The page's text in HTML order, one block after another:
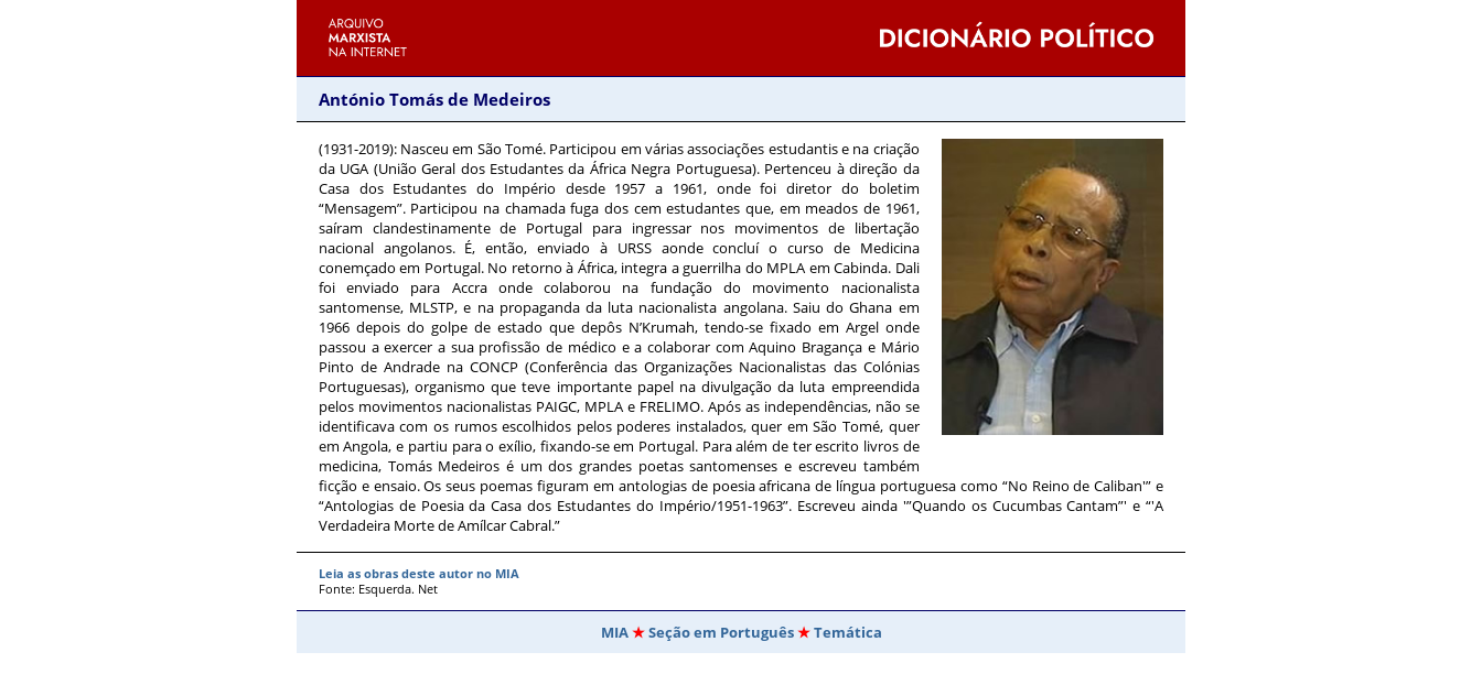
António Tomás de Medeiros
(1931-2019): Nasceu em São Tomé. Participou em várias associações estudantis e na criação
da UGA (União Geral dos Estudantes da África Negra Portuguesa). Pertenceu à direção da
Casa dos Estudantes do Império desde 1957 a 1961, onde foi diretor do boletim
“Mensagem”. Participou na chamada fuga dos cem estudantes que, em meados de 1961,
saíram clandestinamente de Portugal para ingressar nos movimentos de libertação
nacional angolanos. É, então, enviado à URSS aonde concluí o curso de Medicina
conemçado em Portugal. No retorno à África, integra a guerrilha do MPLA em Cabinda. Dali
foi enviado para Accra onde colaborou na fundação do movimento nacionalista
santomense, MLSTP, e na propaganda da luta nacionalista angolana. Saiu do Ghana em
1966 depois do golpe de estado que depôs N’Krumah, tendo-se fixado em Argel onde
passou a exercer a sua profissão de médico e a colaborar com Aquino Bragança e Mário
Pinto de Andrade na CONCP (Conferência das Organizações Nacionalistas das Colónias
Portuguesas), organismo que teve importante papel na divulgação da luta empreendida
pelos movimentos nacionalistas PAIGC, MPLA e FRELIMO. Após as independências, não se
identificava com os rumos escolhidos pelos poderes instalados, quer em São Tomé, quer
em Angola, e partiu para o exílio, fixando-se em Portugal. Para além de ter escrito livros de
medicina, Tomás Medeiros é um dos grandes poetas santomenses e escreveu também
ficção e ensaio. Os seus poemas figuram em antologias de poesia africana de língua portuguesa como “No Reino de Caliban'” e
“Antologias de Poesia da Casa dos Estudantes do Império/1951-1963”. Escreveu ainda '”Quando os Cucumbas Cantam”' e “'A
Verdadeira Morte de Amílcar Cabral.”
Leia as obras deste autor no MIA
Fonte: Esquerda. Net
MIA Seção em Português Temática